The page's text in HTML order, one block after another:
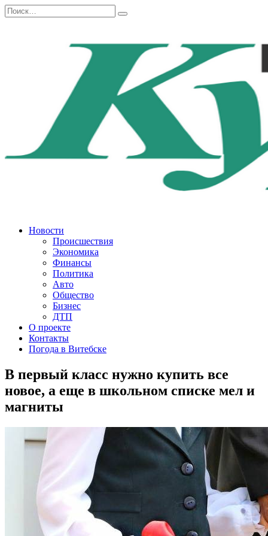
Перейти
к
Search
for:
Новости
Происшествия
Экономика
Финансы
Политика
Авто
Общество
Бизнес
ДТП
О проекте
Контакты
Погода в Витебске
В первый класс нужно купить все
новое, а еще в школьном списке мел и
магниты